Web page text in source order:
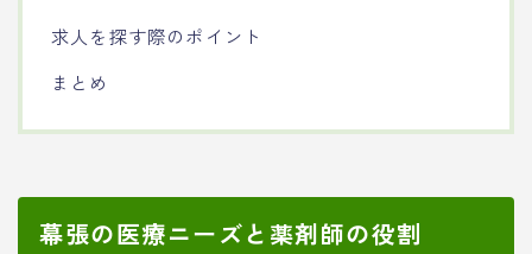
求人を探す際のポイント
まとめ
幕張の医療ニーズと薬剤師の役割